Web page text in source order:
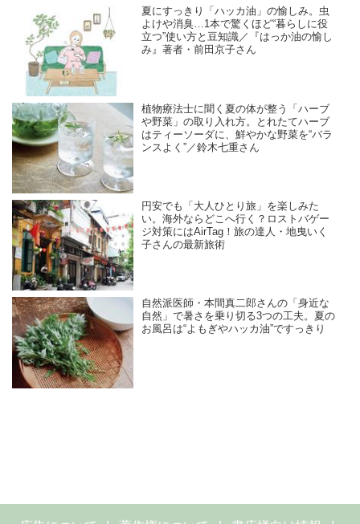
夏にすっきり「ハッカ油」の愉しみ。虫
よけや消臭…1本で驚くほど“暮らしに役
立つ”使い方と豆知識／『はっか油の愉し
み』著者・前田京子さん
植物療法士に聞く夏の体が整う「ハーブ
や野菜」の取り入れ方。とれたてハーブ
はティーソーダに、鮮やかな野菜を“バラ
ンスよく”／鈴木七重さん
円安でも「大人ひとり旅」を楽しみた
い。海外ならどこへ行く？ロストバゲー
ジ対策にはAirTag！旅の達人・地曳いく
子さんの最新旅術
自然派医師・本間真二郎さんの「身近な
自然」で暑さを乗り切る3つの工夫。夏の
お風呂は“よもぎやハッカ油”ですっきり